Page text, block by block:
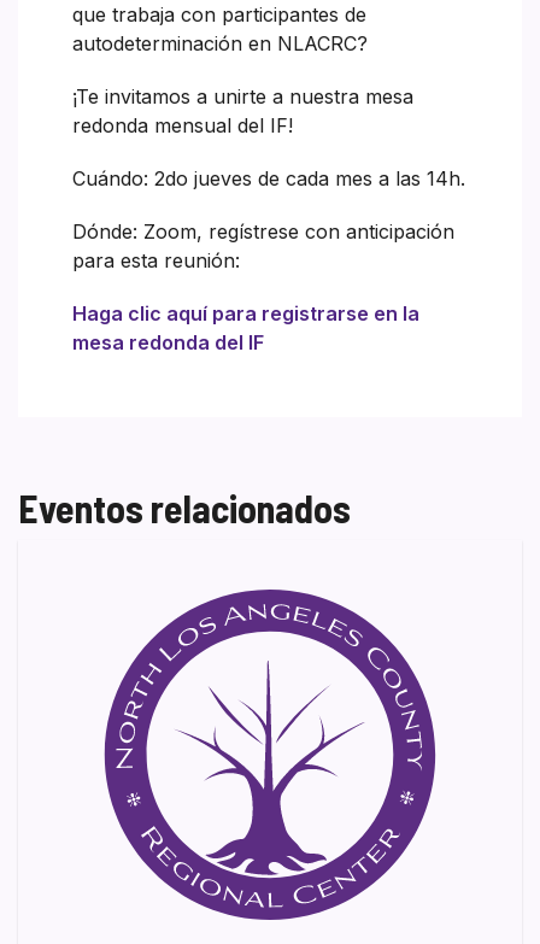
que trabaja con participantes de
autodeterminación en NLACRC?
¡Te invitamos a unirte a nuestra mesa
redonda mensual del IF!
Cuándo: 2do jueves de cada mes a las 14h.
Dónde: Zoom, regístrese con anticipación
para esta reunión:
Haga clic aquí para registrarse en la
mesa redonda del IF
Eventos relacionados